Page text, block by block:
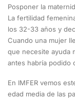
Posponer la
La fertilidad
los 32-33 años y
Cuando una mujer
que necesite ayuda
antes habría podido
En IMFER vemos
edad media de las